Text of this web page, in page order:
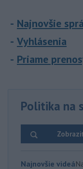
Najnovšie
Vyhlásenia
Priame
Politika na
Najnovšie videá